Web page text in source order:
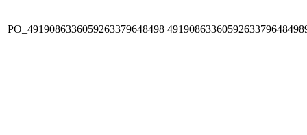
PO_4919086336059263379648498